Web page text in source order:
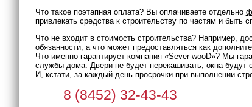
Что такое поэтапная оплата? Вы оплачиваете отдельно
привлекать средства к строительству по частям и быть
Что не входит в стоимость строительства? Например,
обязанности, а что может предоставляться как
Что именно гарантирует компания «Sever-wooD»? Мы
службы дома. Двери не будет перекашивать, окна будут
И, кстати, за каждый день просрочки при выполнении
8 (8452) 32-43-43